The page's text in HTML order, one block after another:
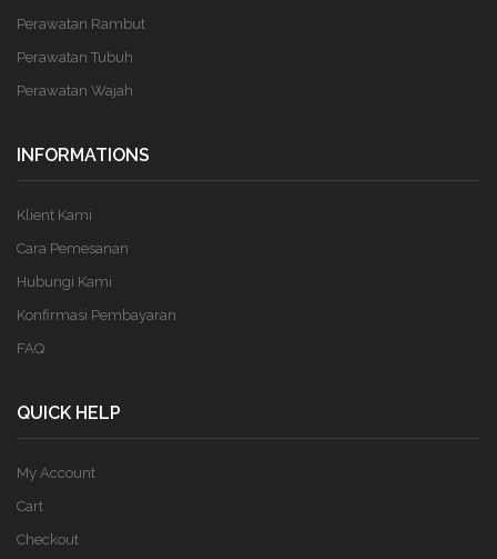
Perawatan Rambut
Perawatan Tubuh
Perawatan Wajah
INFORMATIONS
Klient Kami
Cara Pemesanan
Hubungi Kami
Konfirmasi Pembayaran
FAQ
QUICK HELP
My Account
Cart
Checkout